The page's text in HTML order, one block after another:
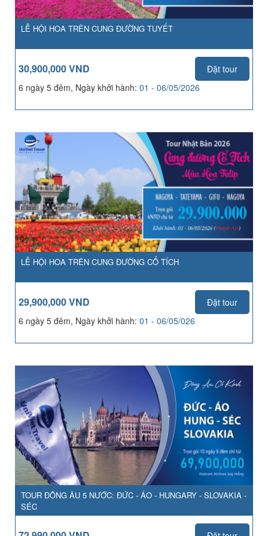
LỄ HỘI HOA TRÊN CUNG ĐƯỜNG TUYẾT
30,900,000 VND
Đặt tour
6 ngày 5 đêm, Ngày khởi hành: 01 - 06/05/2026
LỄ HỘI HOA TRÊN CUNG ĐƯỜNG CỔ TÍCH
29,900,000 VND
Đặt tour
6 ngày 5 đêm, Ngày khởi hành: 01 - 06/05/026
TOUR ĐÔNG ÂU 5 NƯỚC: ĐỨC - ÁO - HUNGARY - SLOVAKIA -
SÉC